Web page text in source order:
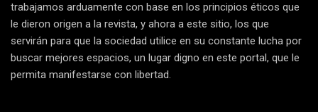
trabajamos arduamente con base en los principios éticos que
le dieron origen a la revista, y ahora a este sitio, los que
servirán para que la sociedad utilice en su constante lucha por
buscar mejores espacios, un lugar digno en este portal, que le
permita manifestarse con libertad.